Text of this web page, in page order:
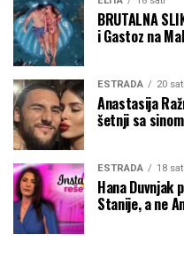
BRUTALNA
i Gastoz na
ESTRADA 20 sati
Anastasija
šetnji sa
ESTRADA 18 sati
Hana Duvnjak
Stanije, a ne